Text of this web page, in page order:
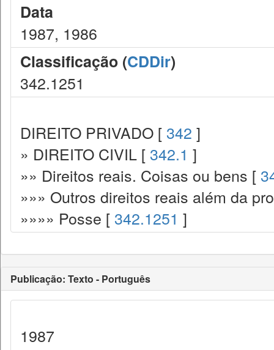
Data
1987, 1986
Classificação (CDDir)
342.1251
DIREITO PRIVADO [ 342 ]
» DIREITO CIVIL [ 342.1 ]
»» Direitos reais. Coisas ou bens [
»»» Outros direitos reais além da
»»»» Posse [ 342.1251 ]
Publicação: Texto - Português
1987